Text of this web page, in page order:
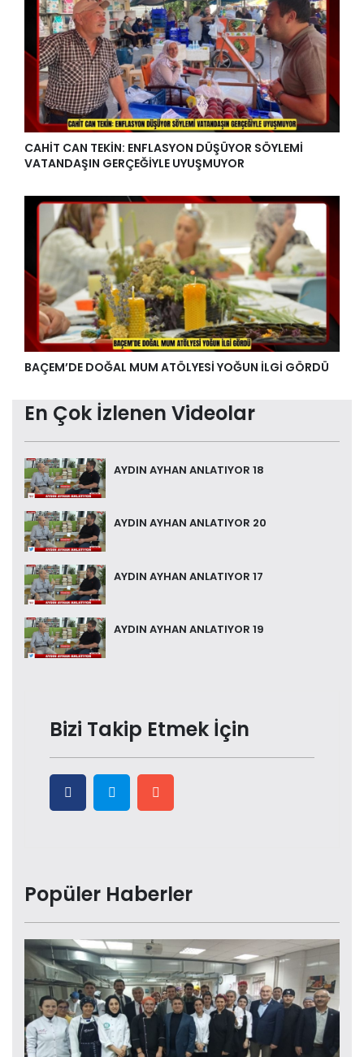
CAHİT CAN TEKİN: ENFLASYON DÜŞÜYOR SÖYLEMİ
VATANDAŞIN GERÇEĞİYLE UYUŞMUYOR
BAÇEM’DE DOĞAL MUM ATÖLYESİ YOĞUN İLGİ GÖRDÜ
En Çok İzlenen Videolar
AYDIN AYHAN ANLATIYOR 18
AYDIN AYHAN ANLATIYOR 20
AYDIN AYHAN ANLATIYOR 17
AYDIN AYHAN ANLATIYOR 19
Bizi Takip Etmek İçin
Popüler Haberler